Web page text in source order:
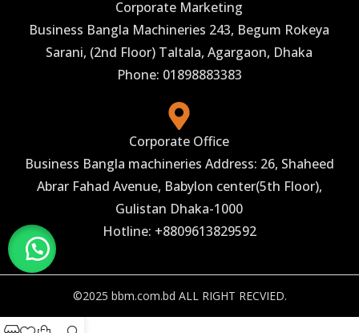
Phone: 01898883383
Corporate Marketing
Business Bangla Machineries 243, Begum Rokeya
Sarani, (2nd Floor) Taltala, Agargaon, Dhaka
Corporate Office
Business Bangla machineries Address: 26, Shaheed
Abrar Fahad Avenue, Babylon center(5th Floor),
Gulistan Dhaka-1000
Hotline: +8809613829592
©2025 bbm.com.bd ALL RIGHT RECVIED.